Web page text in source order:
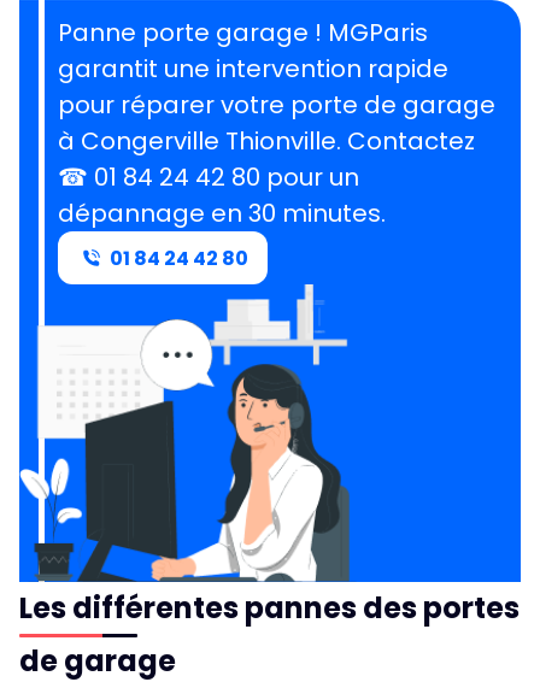
Panne porte garage ! MGParis
garantit une intervention rapide
pour réparer votre porte de garage
à Congerville Thionville. Contactez
☎ 01 84 24 42 80 pour un
dépannage en 30 minutes.
01 84 24 42 80
Les différentes pannes des portes
de garage